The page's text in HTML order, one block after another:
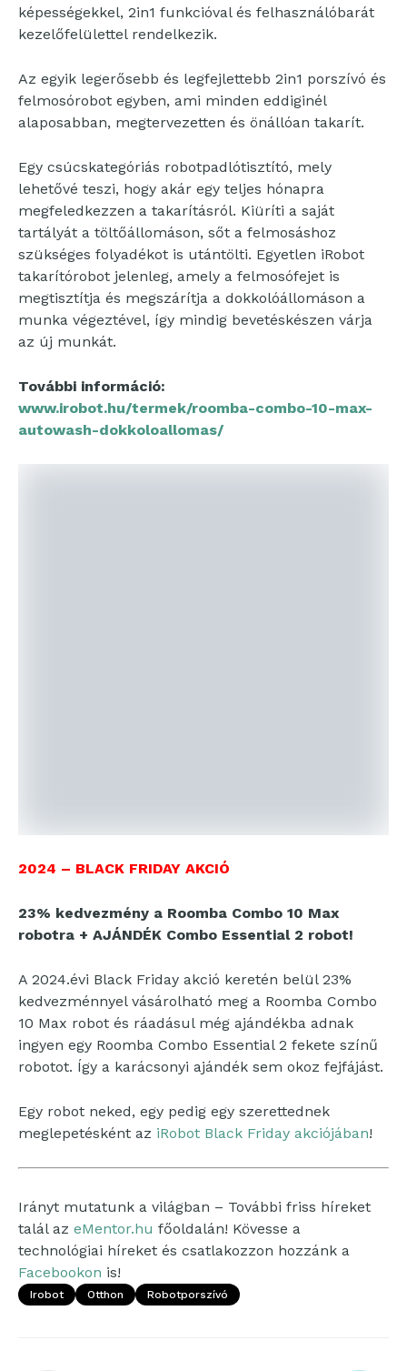
képességekkel, 2in1 funkcióval és felhasználóbarát
kezelőfelülettel rendelkezik.
Az egyik legerősebb és legfejlettebb 2in1 porszívó és
felmosórobot egyben, ami minden eddiginél
alaposabban, megtervezetten és önállóan takarít.
Egy csúcskategóriás robotpadlótisztító, mely
lehetővé teszi, hogy akár egy teljes hónapra
megfeledkezzen a takarításról. Kiüríti a saját
tartályát a töltőállomáson, sőt a felmosáshoz
szükséges folyadékot is utántölti. Egyetlen iRobot
takarítórobot jelenleg, amely a felmosófejet is
megtisztítja és megszárítja a dokkolóállomáson a
munka végeztével, így mindig bevetéskészen várja
az új munkát.
További információ:
www.irobot.hu/termek/roomba-combo-10-max-
autowash-dokkoloallomas/
2024 – BLACK FRIDAY AKCIÓ
23% kedvezmény a Roomba Combo 10 Max
robotra + AJÁNDÉK Combo Essential 2 robot!
A 2024.évi Black Friday akció keretén belül 23%
kedvezménnyel vásárolható meg a Roomba Combo
10 Max robot és ráadásul még ajándékba adnak
ingyen egy Roomba Combo Essential 2 fekete színű
robotot. Így a karácsonyi ajándék sem okoz fejfájást.
Egy robot neked, egy pedig egy szerettednek
meglepetésként az iRobot Black Friday akciójában!
Irányt mutatunk a világban – További friss híreket
talál az eMentor.hu főoldalán! Kövesse a
technológiai híreket és csatlakozzon hozzánk a
Facebookon is!
Irobot Otthon Robotporszívó